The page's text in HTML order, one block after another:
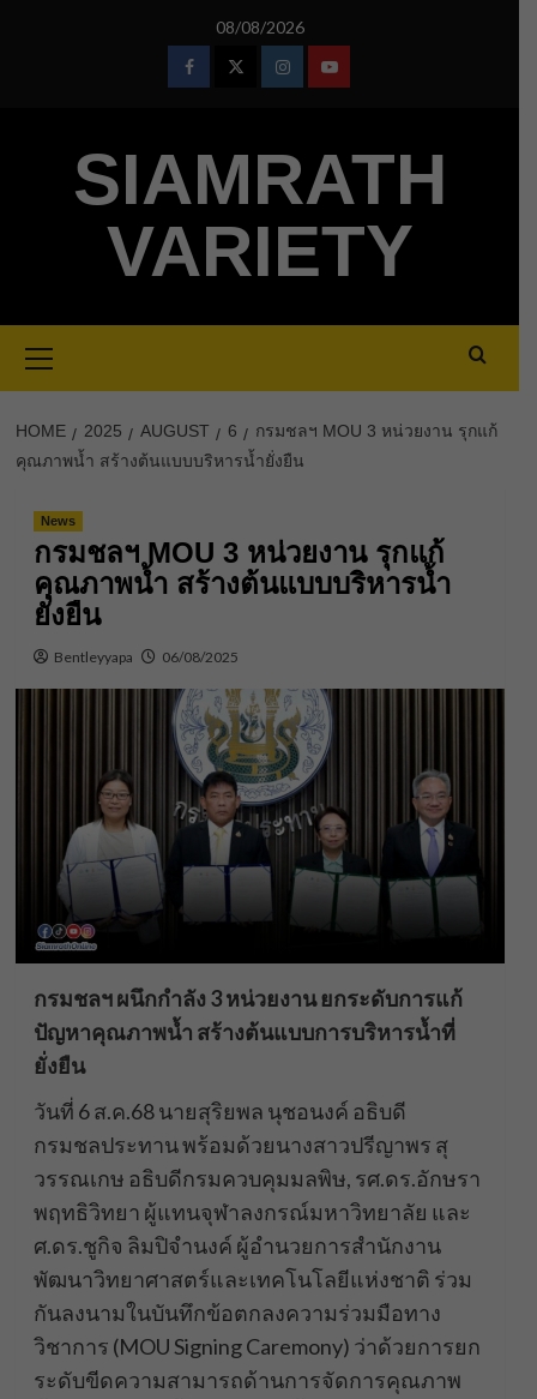
08/08/2026
FacebookTwitterInstagramYoutube
SIAMRATH
VARIETY
Menu
HOME 2025 AUGUST 6
กรมชลฯ MOU 3 หน่วยงาน รุกแก้
คุณภาพน้ำ สร้างต้นแบบบริหารน้ำยั่งยืน
News
กรมชลฯ MOU 3 หน่วยงาน รุกแก้
คุณภาพน้ำ สร้างต้นแบบบริหารน้ำ
ยั่งยืน
Bentleyyapa 06/08/2025
กรมชลฯ ผนึกกำลัง 3 หน่วยงาน ยกระดับการแก้
ปัญหาคุณภาพน้ำ สร้างต้นแบบการบริหารน้ำที่
ยั่งยืน
วันที่ 6 ส.ค.68 นายสุริยพล นุชอนงค์ อธิบดี
กรมชลประทาน พร้อมด้วยนางสาวปรีญาพร สุ
วรรณเกษ อธิบดีกรมควบคุมมลพิษ, รศ.ดร.อักษรา
พฤทธิวิทยา ผู้แทนจุฬาลงกรณ์มหาวิทยาลัย และ
ศ.ดร.ชูกิจ ลิมปิจำนงค์ ผู้อำนวยการสำนักงาน
พัฒนาวิทยาศาสตร์และเทคโนโลยีแห่งชาติ ร่วม
กันลงนามในบันทึกข้อตกลงความร่วมมือทาง
วิชาการ (MOU Signing Caremony) ว่าด้วยการยก
ระดับขีดความสามารถด้านการจัดการคุณภาพ